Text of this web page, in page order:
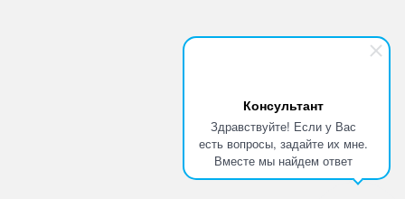
Консультант
Здравствуйте! Если у Вас
есть вопросы, задайте их мне.
Вместе мы найдем ответ